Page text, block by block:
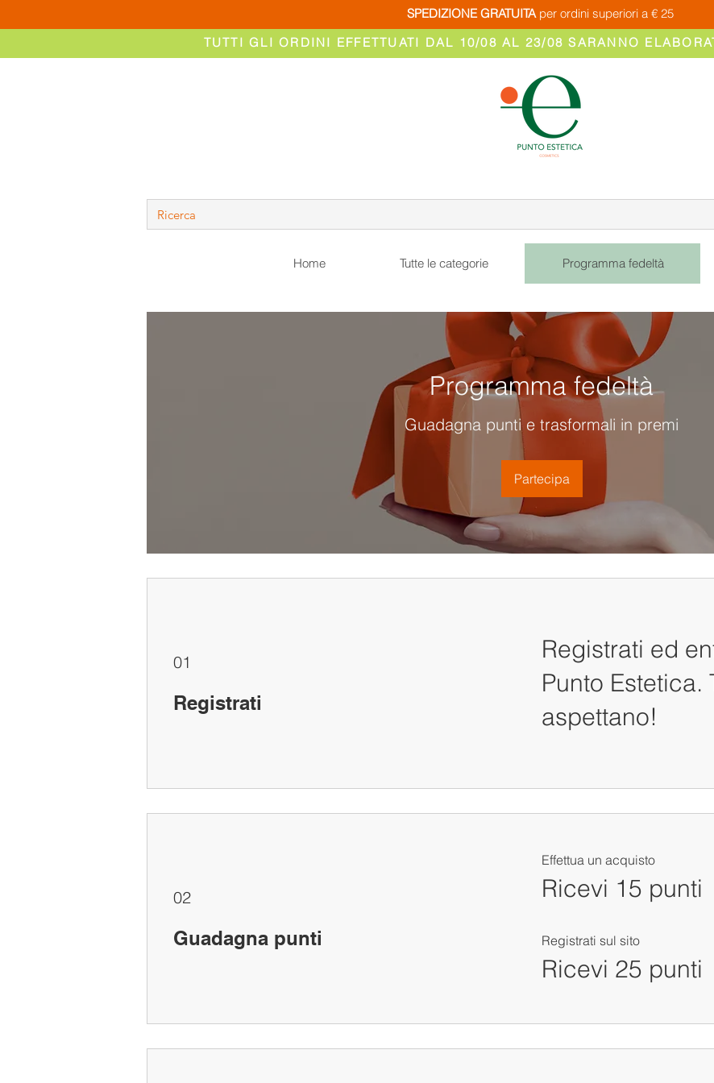
SPEDIZIONE GRATUITAper ordini superiori a € 25
TUTTI GLI ORDINI EFFETTUATI DAL 10/08 AL 23/08 SARANNO
Home Tutte le categorie Programma fedeltà
Programma fedeltà
Guadagna punti e trasformali in premi
Partecipa
01
Registrati
Registrati ed
Punto Estetica.
aspettano!
02
Guadagna punti
Effettua un acquisto
Ricevi 15 punti
Registrati sul sito
Ricevi 25 punti